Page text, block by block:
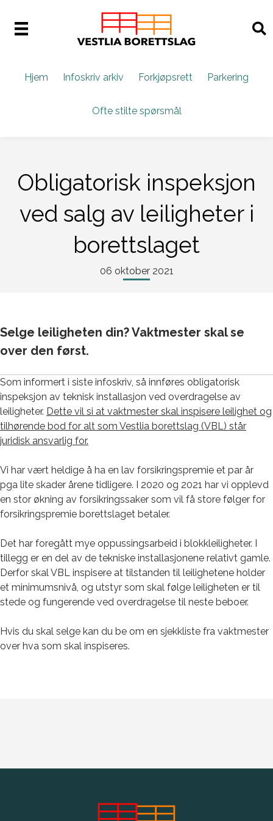
Hjem Infoskriv arkiv Forkjøpsrett Parkering
Ofte stilte spørsmål
Obligatorisk inspeksjon
ved salg av leiligheter i
borettslaget
06 oktober 2021
Selge leiligheten din? Vaktmester skal se
over den først.
Som informert i siste infoskriv, så innføres obligatorisk
inspeksjon av teknisk installasjon ved overdragelse av
leiligheter. Dette vil si at vaktmester skal inspisere leilighet og
tilhørende bod for alt som Vestlia borettslag (VBL) står
juridisk ansvarlig for.
Vi har vært heldige å ha en lav forsikringspremie et par år
pga lite skader årene tidligere. I 2020 og 2021 har vi opplevd
en stor økning av forsikringssaker som vil få store følger for
forsikringspremie borettslaget betaler.
Det har foregått mye oppussingsarbeid i blokkleiligheter. I
tillegg er en del av de tekniske installasjonene relativt gamle.
Derfor skal VBL inspisere at tilstanden til leilighetene holder
et minimumsnivå, og utstyr som skal følge leiligheten er til
stede og fungerende ved overdragelse til neste beboer.
Hvis du skal selge kan du be om en sjekkliste fra vaktmester
over hva som skal inspiseres.